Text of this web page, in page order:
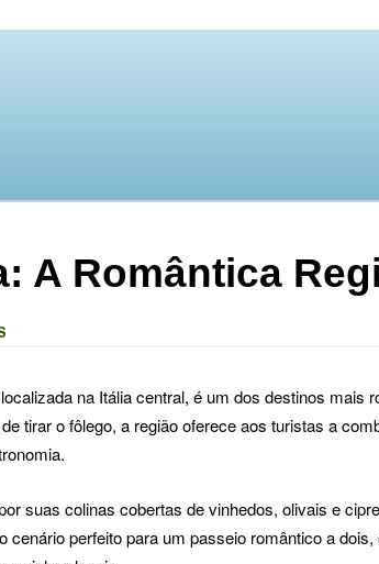
A Romântica
na Itália central, é um dos destinos mais
tirar o fôlego, a região oferece aos turistas a
suas colinas cobertas de vinhedos, olivais e
cenário perfeito para um passeio romântico a